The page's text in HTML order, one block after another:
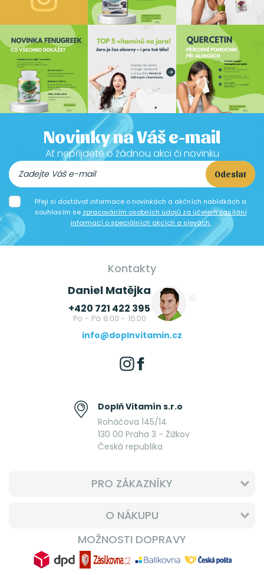
Novinky na Váš e-mail
Ať nepřijdete o žádnou akci či novinku
Odeslat
Přeji si dostávat informace o novinkách a akčních nabídkách a
souhlasím se zpracováním osobních údajů za účelem zasílání
informací o speciálních akcích a slevách.
Kontakty
Daniel Matějka
+420 721 422 395
Po - Pá 8:00 - 16:00
info@doplnvitamin.cz
Doplň Vitamín s.r.o
Roháčova 145/14
130 00 Praha 3 - Žižkov
Česká republika
PRO ZÁKAZNÍKY
O NÁKUPU
MOŽNOSTI DOPRAVY